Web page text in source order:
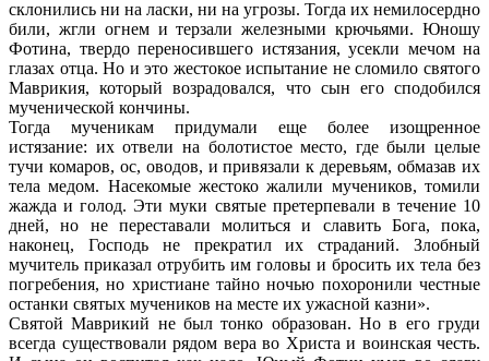
склонились ни на ласки, ни на угрозы. Тогда их немилосердно
били, жгли огнем и терзали железными крючьями. Юношу
Фотина, твердо переносившего истязания, усекли мечом на
глазах отца. Но и это жестокое испытание не сломило святого
Маврикия, который возрадовался, что сын его сподобился
мученической кончины.
Тогда мученикам придумали еще более изощренное
истязание: их отвели на болотистое место, где были целые
тучи комаров, ос, оводов, и привязали к деревьям, обмазав их
тела медом. Насекомые жестоко жалили мучеников, томили
жажда и голод. Эти муки святые претерпевали в течение 10
дней, но не переставали молиться и славить Бога, пока,
наконец, Господь не прекратил их страданий. Злобный
мучитель приказал отрубить им головы и бросить их тела без
погребения, но христиане тайно ночью похоронили честные
останки святых мучеников на месте их ужасной казни».
Святой Маврикий не был тонко образован. Но в его груди
всегда существовали рядом вера во Христа и воинская честь.